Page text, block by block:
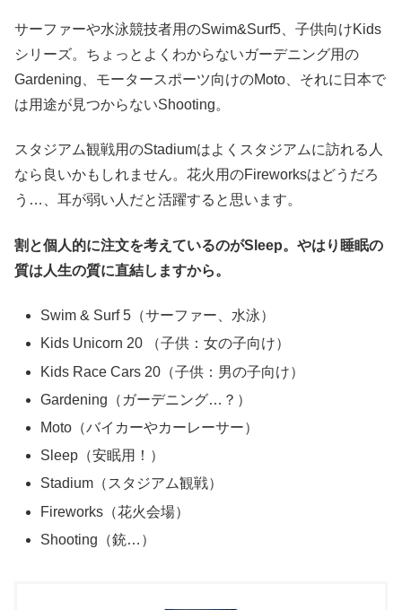
サーファーや水泳競技者用のSwim&Surf5、子供向けKids
シリーズ。ちょっとよくわからないガーデニング用の
Gardening、モータースポーツ向けのMoto、それに日本で
は用途が見つからないShooting。
スタジアム観戦用のStadiumはよくスタジアムに訪れる人
なら良いかもしれません。花火用のFireworksはどうだろ
う…、耳が弱い人だと活躍すると思います。
割と個人的に注文を考えているのがSleep。やはり睡眠の
質は人生の質に直結しますから。
Swim & Surf 5（サーファー、水泳）
Kids Unicorn 20 （子供：女の子向け）
Kids Race Cars 20（子供：男の子向け）
Gardening（ガーデニング…？）
Moto（バイカーやカーレーサー）
Sleep（安眠用！）
Stadium（スタジアム観戦）
Fireworks（花火会場）
Shooting（銃…）